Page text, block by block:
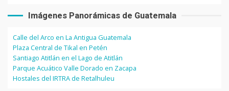
Imágenes Panorámicas de Guatemala
Calle del Arco en La Antigua Guatemala
Plaza Central de Tikal en Petén
Santiago Atitlán en el Lago de Atitlán
Parque Acuático Valle Dorado en Zacapa
Hostales del IRTRA de Retalhuleu